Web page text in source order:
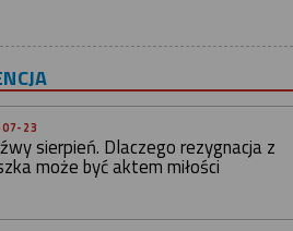
23
sierpień. Dlaczego rezygnacja z
może być aktem miłości